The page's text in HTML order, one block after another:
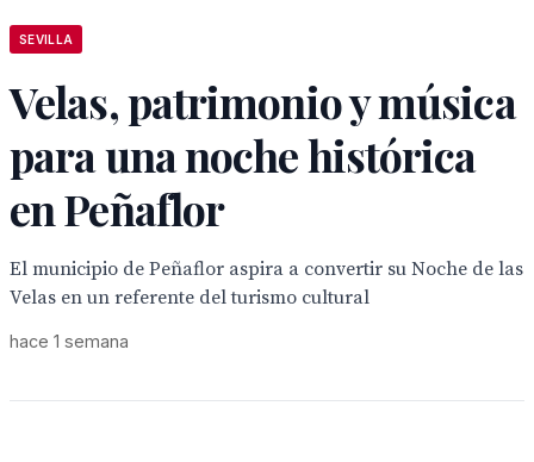
SEVILLA
Velas, patrimonio y música
para una noche histórica
en Peñaflor
El municipio de Peñaflor aspira a convertir su Noche de las
Velas en un referente del turismo cultural
hace 1 semana